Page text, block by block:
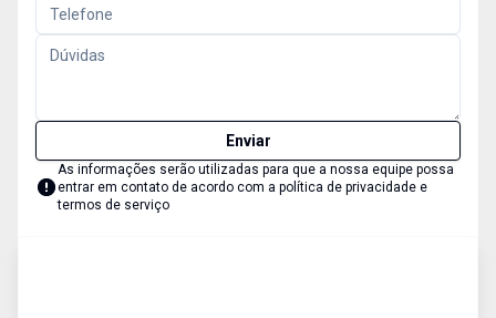
Enviar
As informações serão utilizadas para que a nossa equipe possa
entrar em contato de acordo com a política de privacidade e
termos de serviço